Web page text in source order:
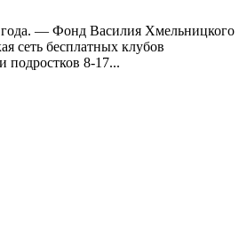
года. — Фонд Василия Хмельницкого
сеть бесплатных клубов
подростков 8-17...